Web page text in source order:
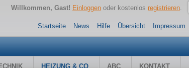
Willkommen, Gast! Einloggen oder kostenlos registrieren
Startseite News Hilfe Übersicht Impressum
HEIZUNG & CO ABC KONTAKT